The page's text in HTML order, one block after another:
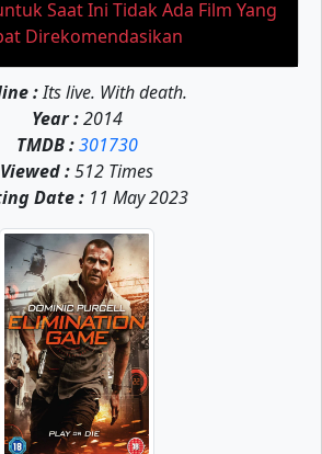
Saat Ini Tidak Ada Film Yang
Direkomendasikan
:Its live. With death.
Year :2014
TMDB : 301730
Viewed :512 Times
Date : 11 May 2023